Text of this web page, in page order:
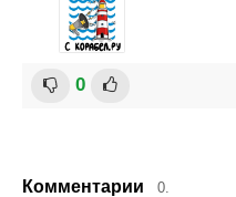
0
Комментарии 0.